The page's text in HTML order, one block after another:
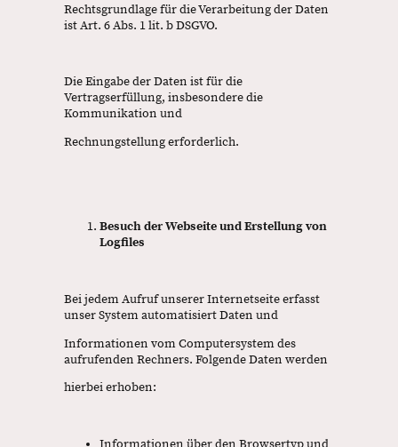
Rechtsgrundlage für die Verarbeitung der Daten
ist Art. 6 Abs. 1 lit. b DSGVO.
Die Eingabe der Daten ist für die
Vertragserfüllung, insbesondere die
Kommunikation und
Rechnungstellung erforderlich.
Besuch der Webseite und Erstellung von
Logfiles
Bei jedem Aufruf unserer Internetseite erfasst
unser System automatisiert Daten und
Informationen vom Computersystem des
aufrufenden Rechners. Folgende Daten werden
hierbei erhoben: